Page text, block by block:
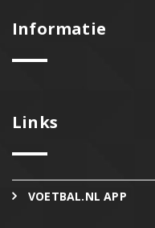
Informatie
Links
VOETBAL.NL APP